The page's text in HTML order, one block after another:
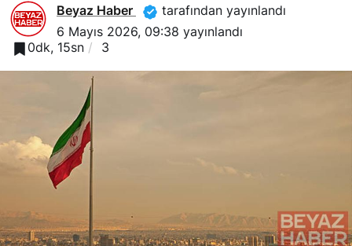
Beyaz Haber
tarafından yayınlandı
6 Mayıs 2026, 09:38 yayınlandı
0dk, 15sn
3